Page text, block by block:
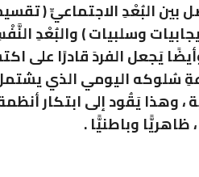
بين البُعْدِ الاجتماعيِّ (
وسلبيات ) والبُعْدِ
يَجعل الفردَ قادرًا على
سُلوكه اليومي الذي
، وهذا يَقُود إلى ابتكار
ظاهريًّا وباطنيًّا .